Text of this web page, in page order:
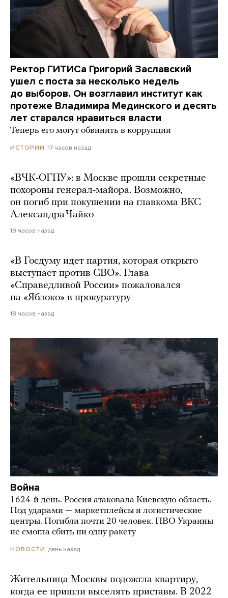
Ректор ГИТИСа Григорий Заславский
ушел с поста за несколько недель
до выборов. Он возглавил институт как
протеже Владимира Мединского и десять
лет старался нравиться власти
Теперь его могут обвинить в коррупции
ИСТОРИИ 17 часов назад
«ВЧК-ОГПУ»: в Москве прошли секретные
похороны генерал-майора. Возможно,
он погиб при покушении на главкома ВКС
Александра Чайко
19 часов назад
«В Госдуму идет партия, которая открыто
выступает против СВО». Глава
«Справедливой России» пожаловался
на «Яблоко» в прокуратуру
18 часов назад
Война
1624-й день. Россия атаковала Киевскую область.
Под ударами — маркетплейсы и логистические
центры. Погибли почти 20 человек. ПВО Украины
не смогла сбить ни одну ракету
НОВОСТИ день назад
Жительница Москвы подожгла квартиру,
когда ее пришли выселять приставы. В 2022